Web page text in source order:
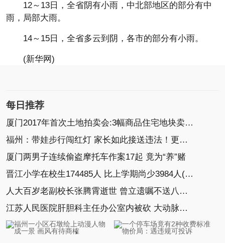
12～13日，全省阴有小雨，中北部地区的部分有中
雨，局部大雨。
14～15日，全省多云到阴，各市的部分有小雨。
(新华网)
每日推荐
厦门2017年首次土地拍卖会:3幅商品住宅地块卖27.33亿
福州：带娃步行闯红灯 家长如此接送违法！更危险！
厦门两男子连续偷盗摩托车作案17起 竟为“养”赌
晋江小学在校生174485人 比上学期尚少3984人(图)
人大百岁老副校长张腾霄逝世 曾立遗嘱不送八宝山
江苏人民医院肝胆科主任办公室内被砍 大动脉破裂